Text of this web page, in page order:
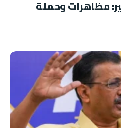
مظاهرات وحملة